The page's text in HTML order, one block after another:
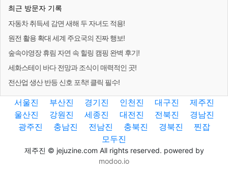
최근 방문자 기록
자동차 취득세 감면 새해 두 자녀도 적용!
원전 활용 확대 세계 주요국의 진짜 행보!
숲속야영장 휴림 자연 속 힐링 캠핑 완벽 후기!
세화스테이 바다 전망과 조식이 매력적인 곳!
전산업 생산 반등 신호 포착! 클릭 필수!
서울진 부산진 경기진 인천진 대구진
제주진
울산진
강원진 세종진 대전진 전북진
경남진
광주진
충남진 전남진 충북진 경북진
찐잡
모두진
제주진 © jejuzine.com All rights reserved. powered by
modoo.io